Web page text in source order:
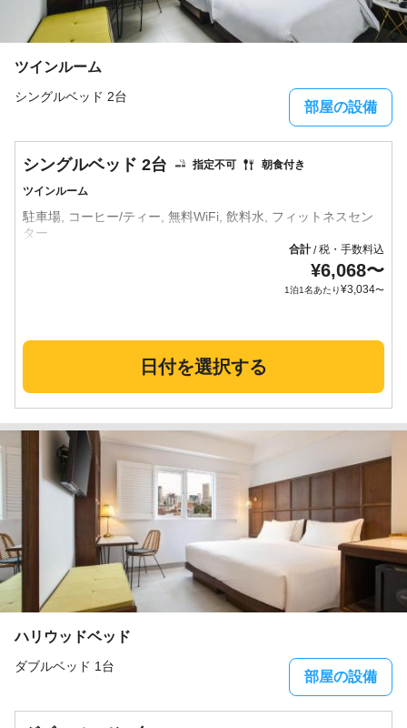
ツインルーム
シングルベッド 2台
部屋の設備
ツインルーム
指定不可 朝食付き
シングルベッド 2台
駐車場, コーヒー/ティー, 無料WiFi, 飲料水, フィットネスセン
合計/税・手数料込
¥6,068〜
1泊1名あたり¥3,034〜
日付を選択する
ハリウッドベッド
ダブルベッド 1台
部屋の設備